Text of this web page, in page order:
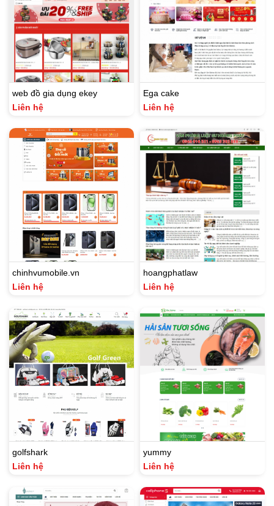
web đồ gia dụng ekey
Liên hệ
Ega cake
Liên hệ
chinhvumobile.vn
Liên hệ
hoangphatlaw
Liên hệ
golfshark
Liên hệ
yummy
Liên hệ